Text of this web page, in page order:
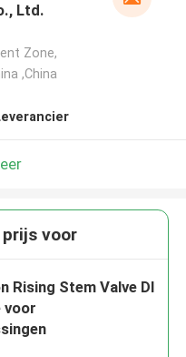
Ltd.
Zone,
,China
voor
Rising Stem Valve DI
voor